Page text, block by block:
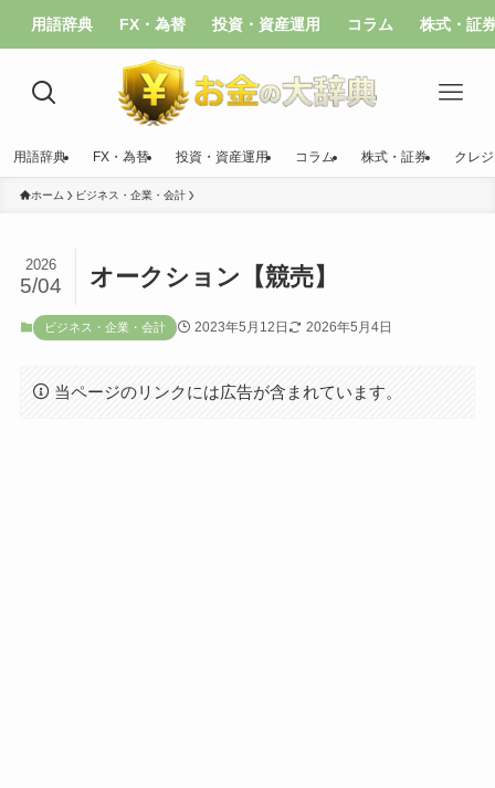
用語辞典 FX・為替 投資・資産運用 コラム 株式・証
用語辞典 FX・為替 投資・資産運用 コラム 株式・証券 クレ
ホーム ビジネス・企業・会計
オークション【競売】
2026
5/04
ビジネス・企業・会計 2023年5月12日 2026年5月4日
当ページのリンクには広告が含まれています。